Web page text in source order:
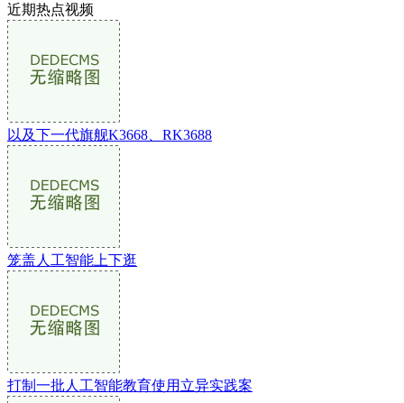
近期热点视频
以及下一代旗舰K3668、RK3688
笼盖人工智能上下逛
打制一批人工智能教育使用立异实践案